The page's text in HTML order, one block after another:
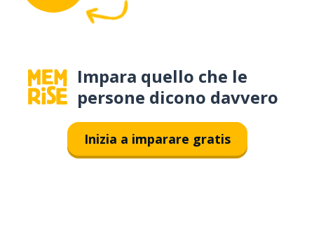
Impara quello che le
persone dicono davvero
Inizia a imparare gratis